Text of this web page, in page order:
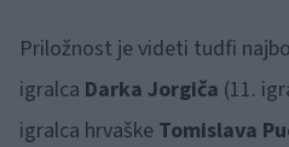
Priložnost je videti tudfi
igralca Darka Jorgiča (11.
igralca hrvaške Tomislava